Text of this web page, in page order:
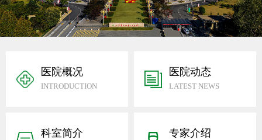
医院概况
INTRODUCTION
医院动态
LATEST NEWS
科室简介 专家介绍